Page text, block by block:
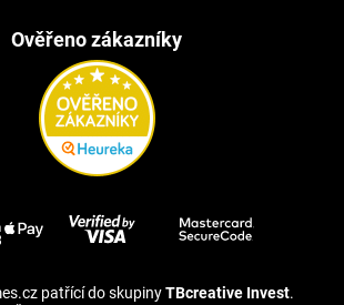
Ověřeno zákazníky
patřící do skupinyTBcreative Invest.